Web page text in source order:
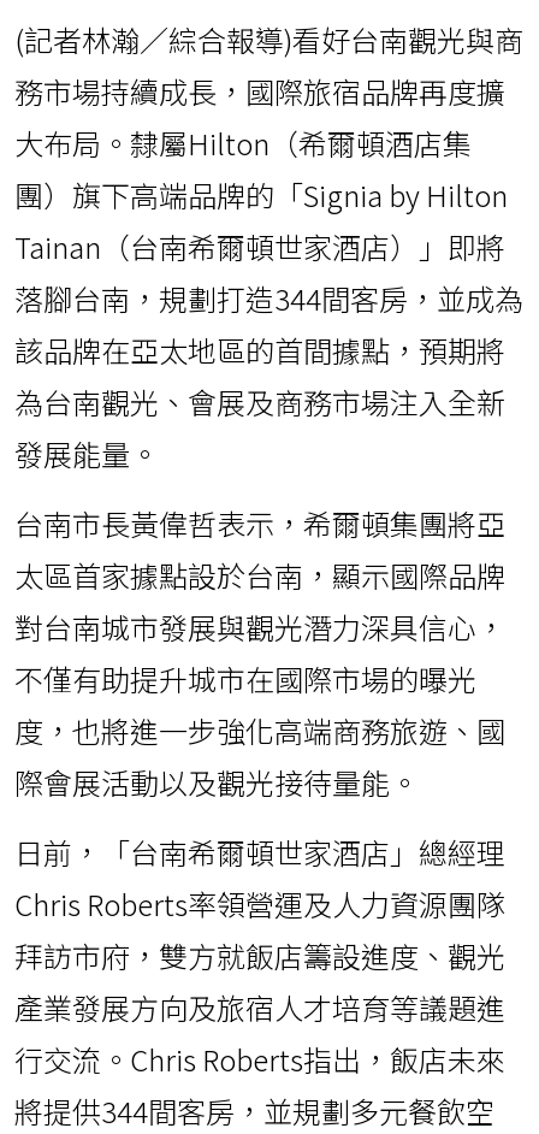
(記者林瀚／綜合報導)看好台南觀光與商
務市場持續成長，國際旅宿品牌再度擴
大布局。隸屬Hilton（希爾頓酒店集
團）旗下高端品牌的「Signia by Hilton
Tainan（台南希爾頓世家酒店）」即將
落腳台南，規劃打造344間客房，並成為
該品牌在亞太地區的首間據點，預期將
為台南觀光、會展及商務市場注入全新
發展能量。
台南市長黃偉哲表示，希爾頓集團將亞
太區首家據點設於台南，顯示國際品牌
對台南城市發展與觀光潛力深具信心，
不僅有助提升城市在國際市場的曝光
度，也將進一步強化高端商務旅遊、國
際會展活動以及觀光接待量能。
日前，「台南希爾頓世家酒店」總經理
Chris Roberts率領營運及人力資源團隊
拜訪市府，雙方就飯店籌設進度、觀光
產業發展方向及旅宿人才培育等議題進
行交流。Chris Roberts指出，飯店未來
將提供344間客房，並規劃多元餐飲空